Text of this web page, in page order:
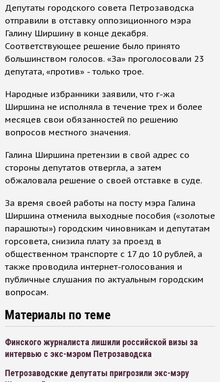
Депутаты городского совета Петрозаводска
отправили в отставку оппозиционного мэра
Галину Ширшину в конце декабря.
Соответствующее решение было принято
большинством голосов. «За» проголосовали 23
депутата, «против» - только трое.
Народные избранники заявили, что г-жа
Ширшина не исполняла в течение трех и более
месяцев свои обязанностей по решению
вопросов местного значения.
Галина Ширшина претензии в свой адрес со
стороны депутатов отвергла, а затем
обжаловала решение о своей отставке в суде.
За время своей работы на посту мэра Галина
Ширшина отменила выходные пособия («золотые
парашюты») городским чиновникам и депутатам
горсовета, снизила плату за проезд в
общественном транспорте с 17 до 10 рублей, а
также проводила интернет-голосования и
публичные слушания по актуальным городским
вопросам.
Материалы по теме
Финского журналиста лишили российской визы за
интервью с экс-мэром Петрозаводска
Петрозаводские депутаты пригрозили экс-мэру